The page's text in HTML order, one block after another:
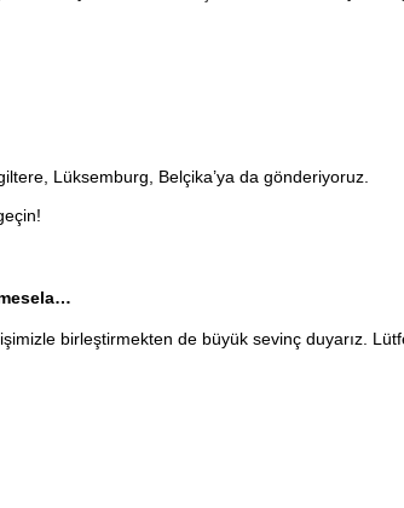
Lüksemburg, Belçika’ya da gönderiyoruz.
birleştirmekten de büyük sevinç duyarız.